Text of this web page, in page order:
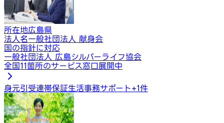
所在地広島県
法人名一般社団法人 献身会
国の指針に対応
一般社団法人 広島シルバーライフ協会
全国11箇所のサービス窓口展開中
身元引受連帯保証生活事務サポート+1件